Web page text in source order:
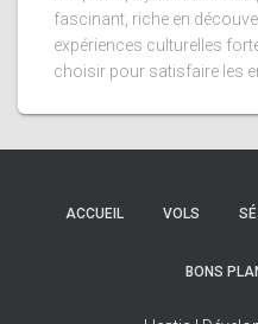
fascinant, riche en
expériences culturelles
choisir pour satisfaire les
ACCUEIL VOLS
BONS